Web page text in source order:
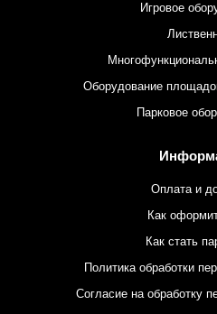
Игровое
Оборудование
Парковое
Оплата и
Как
Как стать
Политика обработки
Согласие на обработку